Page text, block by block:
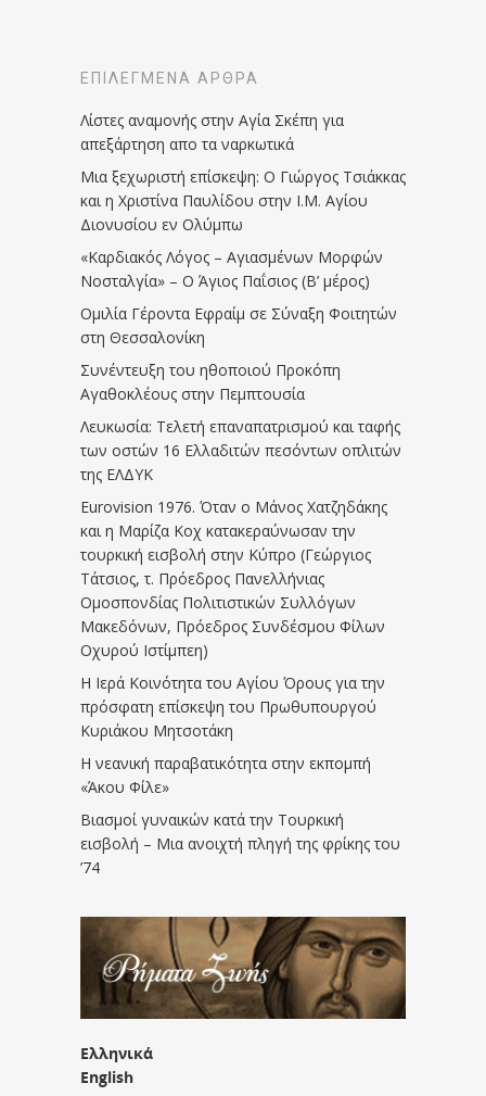
ΕΠΙΛΕΓΜΈΝΑ ΆΡΘΡΑ
Λίστες αναμονής στην Αγία Σκέπη για
απεξάρτηση απο τα ναρκωτικά
Μια ξεχωριστή επίσκεψη: Ο Γιώργος Τσιάκκας
και η Χριστίνα Παυλίδου στην Ι.Μ. Αγίου
Διονυσίου εν Ολύμπω
«Καρδιακός Λόγος – Αγιασμένων Μορφών
Νοσταλγία» – Ο Άγιος Παΐσιος (Β’ μέρος)
Ομιλία Γέροντα Εφραίμ σε Σύναξη Φοιτητών
στη Θεσσαλονίκη
Συνέντευξη του ηθοποιού Προκόπη
Αγαθοκλέους στην Πεμπτουσία
Λευκωσία: Τελετή επαναπατρισμού και ταφής
των οστών 16 Ελλαδιτών πεσόντων οπλιτών
της ΕΛΔΥΚ
Eurovision 1976. Όταν ο Μάνος Χατζηδάκης
και η Μαρίζα Κοχ κατακεραύνωσαν την
τουρκική εισβολή στην Κύπρο (Γεώργιος
Τάτσιος, τ. Πρόεδρος Πανελλήνιας
Ομοσπονδίας Πολιτιστικών Συλλόγων
Μακεδόνων, Πρόεδρος Συνδέσμου Φίλων
Οχυρού Ιστίμπεη)
Η Ιερά Κοινότητα του Αγίου Όρους για την
πρόσφατη επίσκεψη του Πρωθυπουργού
Κυριάκου Μητσοτάκη
Η νεανική παραβατικότητα στην εκπομπή
«Άκου Φίλε»
Βιασμοί γυναικών κατά την Τουρκική
εισβολή – Μια ανοιχτή πληγή της φρίκης του
’74
Ελληνικά
English